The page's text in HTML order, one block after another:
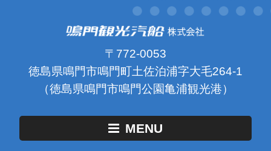
〒772-0053
徳島県鳴門市鳴門町土佐泊浦字大毛264-1
（徳島県鳴門市鳴門公園亀浦観光港）
MENU